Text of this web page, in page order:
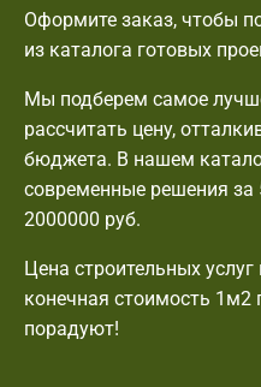
Оформите заказ, чтобы
из каталога готовых
Мы подберем самое
рассчитать цену,
бюджета. В нашем
современные решения за
2000000 руб.
Цена строительных
конечная стоимость 1м2
порадуют!